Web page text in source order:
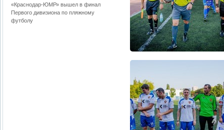
«Краснодар-ЮМР» вышел в финал
Первого дивизиона по пляжному
футболу